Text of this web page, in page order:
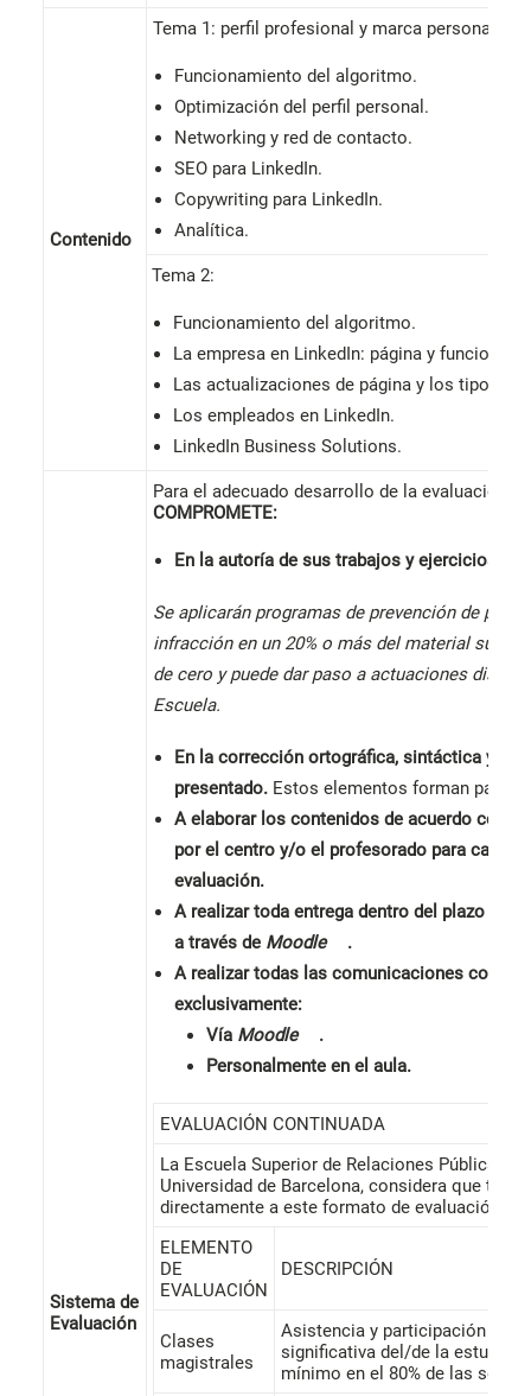
Contenido
Tema 1: perfil profesional y marca personal.
Funcionamiento del algoritmo.
Optimización del perfil personal.
Networking y red de contacto.
SEO para LinkedIn.
Copywriting para LinkedIn.
Analítica.
Tema 2:
Funcionamiento del algoritmo.
La empresa en LinkedIn: página y
Las actualizaciones de página y los tipos de
Los empleados en LinkedIn.
LinkedIn Business Solutions.
Sistema de
Evaluación
Para el adecuado desarrollo de la evaluación,
COMPROMETE:
En la autoría de sus trabajos y ejercicios.
Se aplicarán programas de prevención de
infracción en un 20% o más del material
de cero y puede dar paso a actuaciones
Escuela.
En la corrección ortográfica, sintáctica y
presentado. Estos elementos forman parte
A elaborar los contenidos de acuerdo con
por el centro y/o el profesorado para cada
evaluación.
A realizar toda entrega dentro del plazo
a través de Moodle
.
A realizar todas las comunicaciones con el/
exclusivamente:
Vía Moodle
.
Personalmente en el aula.
EVALUACIÓN CONTINUADA
La Escuela Superior de Relaciones Públicas,
Universidad de Barcelona, ​​considera que
directamente a este formato de evaluación.
ELEMENTO
DE
EVALUACIÓN
DESCRIPCIÓN
Clases
magistrales
Asistencia y participación
significativa del/de la
mínimo en el 80% de las